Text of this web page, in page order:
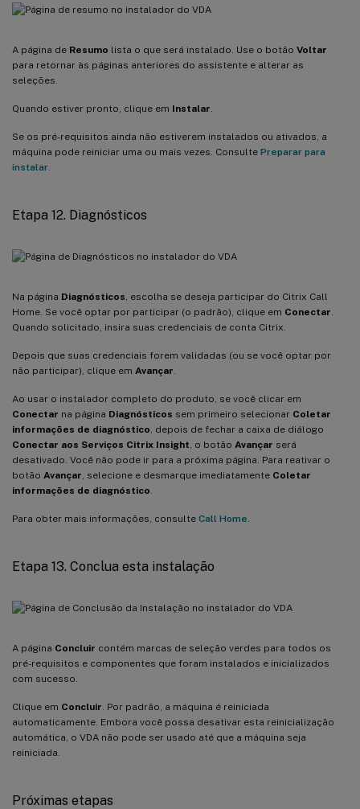
A página de Resumo lista o que será instalado. Use o botão Voltar
para retornar às páginas anteriores do assistente e alterar as
seleções.
Quando estiver pronto, clique em Instalar
Se os pré-requisitos ainda não estiverem instalados ou ativados, a
máquina pode reiniciar uma ou mais vezes. Consulte Preparar para
instalar
Etapa 12. Diagnósticos
Na página Diagnósticos , escolha se deseja participar do Citrix Call
Home. Se você optar por participar (o padrão), clique em Conectar
Quando solicitado, insira suas credenciais de conta Citrix.
Depois que suas credenciais forem validadas (ou se você optar por
não participar), clique em Avançar
Ao usar o instalador completo do produto, se você clicar em
Conectar na página Diagnósticos sem primeiro selecionar Coletar
informações de diagnóstico , depois de fechar a caixa de diálogo
Conectar aos Serviços Citrix Insight , o botão Avançar será
desativado. Você não pode ir para a próxima página. Para reativar o
botão Avançar , selecione e desmarque imediatamente Coletar
informações de diagnóstico
Para obter mais informações, consulte Call Home
Etapa 13. Conclua esta instalação
A página Concluir contém marcas de seleção verdes para todos os
pré-requisitos e componentes que foram instalados e inicializados
com sucesso.
Clique em Concluir . Por padrão, a máquina é reiniciada
automaticamente. Embora você possa desativar esta reinicialização
automática, o VDA não pode ser usado até que a máquina seja
reiniciada.
Próximas etapas